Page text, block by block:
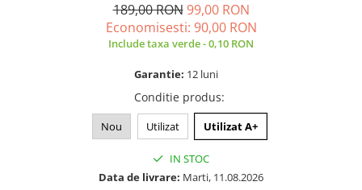
Tastatura MacBook
A1466 (13” 2012-2017)
A1932 (13” 2018-2019)
A2337 (M1 13” 2020)
189,00 RON 99,00 RON
Economisesti: 90,00 RON
Include taxa verde - 0,10 RON
Garantie: 12 luni
Conditie produs:
Nou Utilizat Utilizat A+
IN STOC
Data de livrare: Marti, 11.08.2026